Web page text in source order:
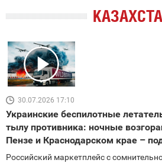
30.07.2026 17:10
Украинские беспилотные
тылу противника: ночные
Пензе и Краснодарском крае –
Российский маркетплейс с